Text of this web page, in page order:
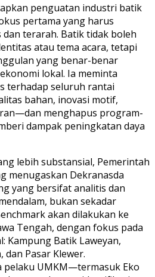
penguatan industri batik
pertama yang harus
terarah. Batik tidak boleh
atau tema acara, tetapi
yang benar-benar
lokal. Ia meminta
terhadap seluruh rantai
bahan, inovasi motif,
menghapus program-
dampak peningkatan daya
lebih substansial, Pemerintah
menugaskan Dekranasda
yang bersifat analitis dan
bukan sekadar
akan dilakukan ke
Tengah, dengan fokus pada
Kampung Batik Laweyan,
dan Pasar Klewer.
pelaku UMKM—termasuk Eko